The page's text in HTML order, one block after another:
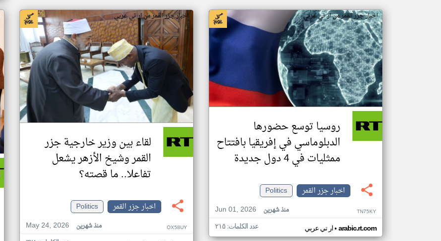
اخبار جزر القمر من ار تي عربي
روسيا توسع حضورها
الدبلوماسي في إفريقيا بافتتاح
ممثليات في 4 دول جديدة
اخبار جزر القمر
Politics
Jun 01, 2026
منذ شهرين TN75KY
ار تي عربي• arabic.rt.com عدد الكلمات: ٢١٥
اخبار جزر القمر من ار تي عربي
لقاء بين وزير خارجية جزر
القمر وشيخ الأزهر يشعل
تفاعلا.. ما قصته؟
اخبار جزر القمر
Politics
May 24, 2026
منذ شهرين OX58UY